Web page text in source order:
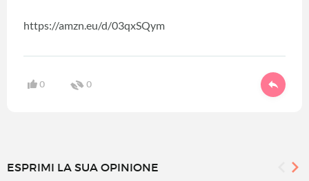
https://amzn.eu/d/03qxSQym
0 0
ESPRIMI LA SUA OPINIONE